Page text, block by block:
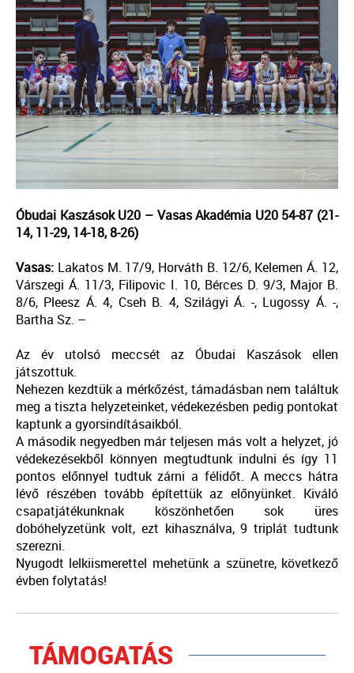
Óbudai Kaszások U20 – Vasas Akadémia U20 54-87 (21-
14, 11-29, 14-18, 8-26)
Vasas: Lakatos M. 17/9, Horváth B. 12/6, Kelemen Á. 12,
Várszegi Á. 11/3, Filipovic I. 10, Bérces D. 9/3, Major B.
8/6, Pleesz Á. 4, Cseh B. 4, Szilágyi Á. -, Lugossy Á. -,
Bartha Sz. –
Az év utolsó meccsét az Óbudai Kaszások ellen
játszottuk.
Nehezen kezdtük a mérkőzést, támadásban nem találtuk
meg a tiszta helyzeteinket, védekezésben pedig pontokat
kaptunk a gyorsindításaikból.
A második negyedben már teljesen más volt a helyzet, jó
védekezésekből könnyen megtudtunk indulni és így 11
pontos előnnyel tudtuk zárni a félidőt. A meccs hátra
lévő részében tovább építettük az előnyünket. Kiváló
csapatjátékunknak köszönhetően sok üres
dobóhelyzetünk volt, ezt kihasználva, 9 triplát tudtunk
szerezni.
Nyugodt lelkiismerettel mehetünk a szünetre, következő
évben folytatás!
TÁMOGATÁS